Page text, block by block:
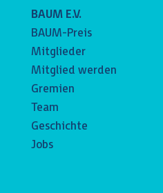
BAUM E.V.
BAUM-Preis
Mitglieder
Mitglied werden
Gremien
Team
Geschichte
Jobs